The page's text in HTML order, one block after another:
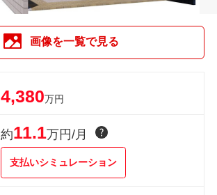
画像を一覧で見る
4,380万円
約11.1万円/月
支払いシミュレーション